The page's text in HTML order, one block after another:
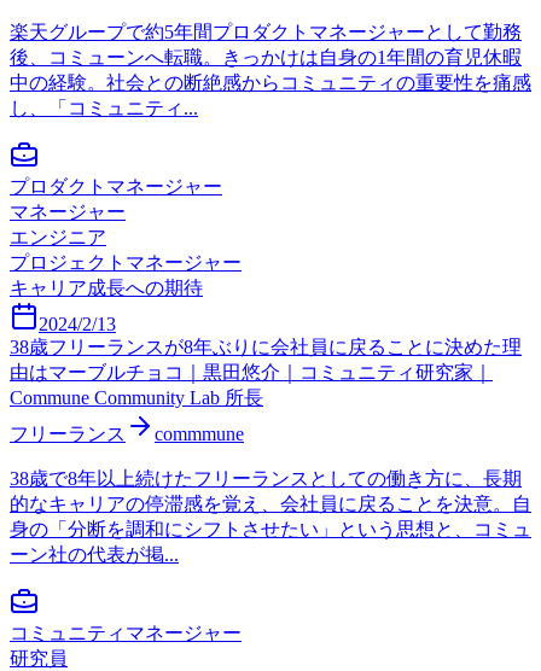
楽天グループで約5年間プロダクトマネージャーとして勤務
後、コミューンへ転職。きっかけは自身の1年間の育児休暇
中の経験。社会との断絶感からコミュニティの重要性を痛感
し、「コミュニティ...
プロダクトマネージャー
マネージャー
エンジニア
プロジェクトマネージャー
キャリア成長への期待
2024/2/13
38歳フリーランスが8年ぶりに会社員に戻ることに決めた理
由はマーブルチョコ｜黒田悠介｜コミュニティ研究家｜
Commune Community Lab 所長
フリーランス
commmune
38歳で8年以上続けたフリーランスとしての働き方に、長期
的なキャリアの停滞感を覚え、会社員に戻ることを決意。自
身の「分断を調和にシフトさせたい」という思想と、コミュ
ーン社の代表が掲...
コミュニティマネージャー
研究員